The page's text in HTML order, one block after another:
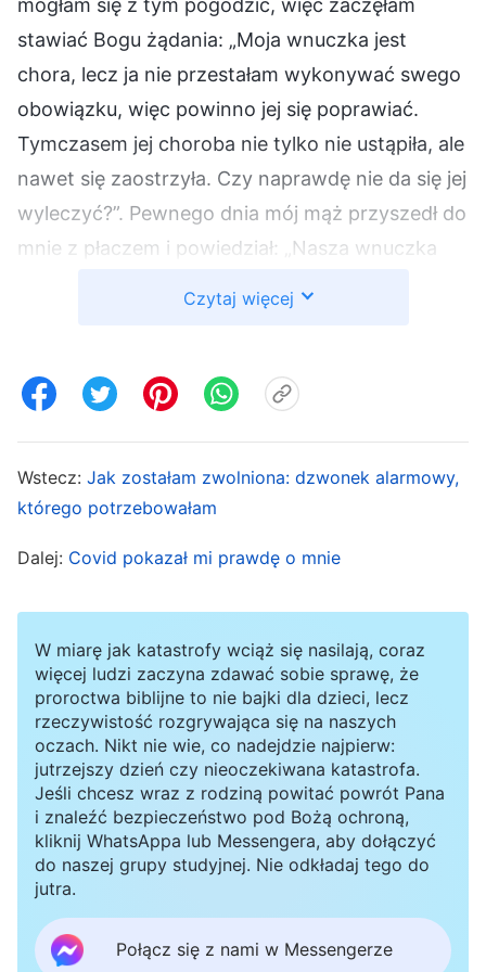
stawiać Bogu żądania: „Moja wnuczka jest
chora, lecz ja nie przestałam wykonywać swego
obowiązku, więc powinno jej się poprawiać.
Tymczasem jej choroba nie tylko nie ustąpiła, ale
nawet się zaostrzyła. Czy naprawdę nie da się jej
wyleczyć?”. Pewnego dnia mój mąż przyszedł do
mnie z płaczem i powiedział: „Nasza wnuczka
chora, a lekarz twierdzi, że nic nie mogą na to
mojego męża były dla mnie jak grom z jasnego
pełną obrazów z mojego życia z wnuczką. Gdy
myślałam o tym, jaka jest śliczna, nie byłam w
stanie powstrzymać łez. W kółko tylko wołałam
kiedy zobaczyłam w telefonie zdjęcie mojej
wnuczki, z całą twarzą straszliwie opuchniętą,
straciłam wszelką chęć do życia. Nie chciało mi
się czytać słowa Bożego i nie czułam absolutnie
żadnej motywacji do spełniania swego
obowiązku. Obchodziła mnie jedynie choroba
mojej wnuczki. Później zięć zabrał dokumentację
medyczną wnuczki do dużego szpitala w
Szanghaju w celu konsultacji, ale tamtejsi
Czytaj więcej
Wstecz: Jak zostałam zwolniona: dzwonek alarmowy,
którego potrzebowałam
Dalej: Covid pokazał mi prawdę o mnie
W miarę jak katastrofy wciąż się nasilają, coraz
więcej ludzi zaczyna zdawać sobie sprawę, że
proroctwa biblijne to nie bajki dla dzieci, lecz
rzeczywistość rozgrywająca się na naszych
oczach. Nikt nie wie, co nadejdzie najpierw:
jutrzejszy dzień czy nieoczekiwana katastrofa.
Jeśli chcesz wraz z rodziną powitać powrót Pana
i znaleźć bezpieczeństwo pod Bożą ochroną,
kliknij WhatsAppa lub Messengera, aby dołączyć
do naszej grupy studyjnej. Nie odkładaj tego do
jutra.
Połącz się z nami w Messengerze